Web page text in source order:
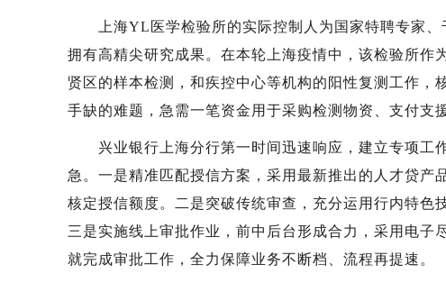
上海YL医学检验所的实际控制人为国家特聘专家、
拥有高精尖研究成果。在本轮上海疫情中，该检验所作
贤区的样本检测，和疾控中心等机构的阳性复测工作，
手缺的难题，急需一笔资金用于采购检测物资、支付支
兴业银行上海分行第一时间迅速响应，建立专项工
急。一是精准匹配授信方案，采用最新推出的人才贷
核定授信额度。二是突破传统审查，充分运用行内特色
三是实施线上审批作业，前中后台形成合力，采用电子
就完成审批工作，全力保障业务不断档、流程再提速。